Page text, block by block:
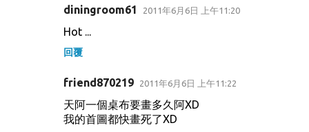
diningroom61 2011年6月6日 上午11:20
Hot ...
回覆
friend870219 2011年6月6日 上午11:22
天阿一個桌布要畫多久阿XD
我的首圖都快畫死了XD